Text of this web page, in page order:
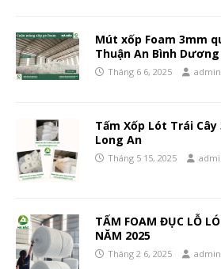
Mút xốp Foam 3mm
Thuận An Bình Dương
Tháng 6 6, 2025 admin
Tấm Xốp Lót Trái
Long An
Tháng 5 15, 2025
TẤM FOAM ĐỤC LỖ
NĂM 2025
Tháng 2 6, 2025 admin